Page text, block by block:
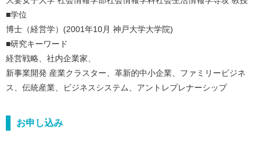
■学位
博士（経営学）(2001年10月 神戸大学大学院)
■研究キーワード
経営戦略、社内企業家、
新事業開発 産業クラスター、革新的中小企業、ファミリービジネ
ス、伝統産業、ビジネスシステム、アントレプレナーシップ
お申し込み